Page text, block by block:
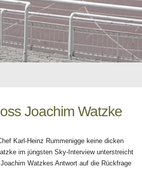
Joachim Watzke
Karl-Heinz Rummenigge keine dicken
im jüngsten Sky-Interview unterstreicht
Watzkes Antwort auf die Rückfrage